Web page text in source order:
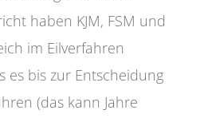
haben KJM, FSM und
im Eilverfahren
es bis zur Entscheidung
(das kann Jahre